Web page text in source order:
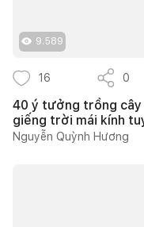
9.589
16 0
40 ý tưởng trồng
giếng trời mái kính
Nguyễn Quỳnh Hương